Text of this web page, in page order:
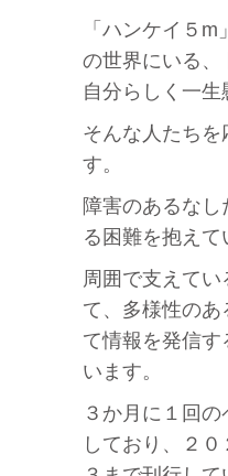
「ハンケイ５
の世界にいる、
自分らしく一生
そんな人たち
す。
障害のあるな
る困難を抱え
周囲で支えて
て、多様性の
て情報を発信す
います。
３か月に１回
しており、２